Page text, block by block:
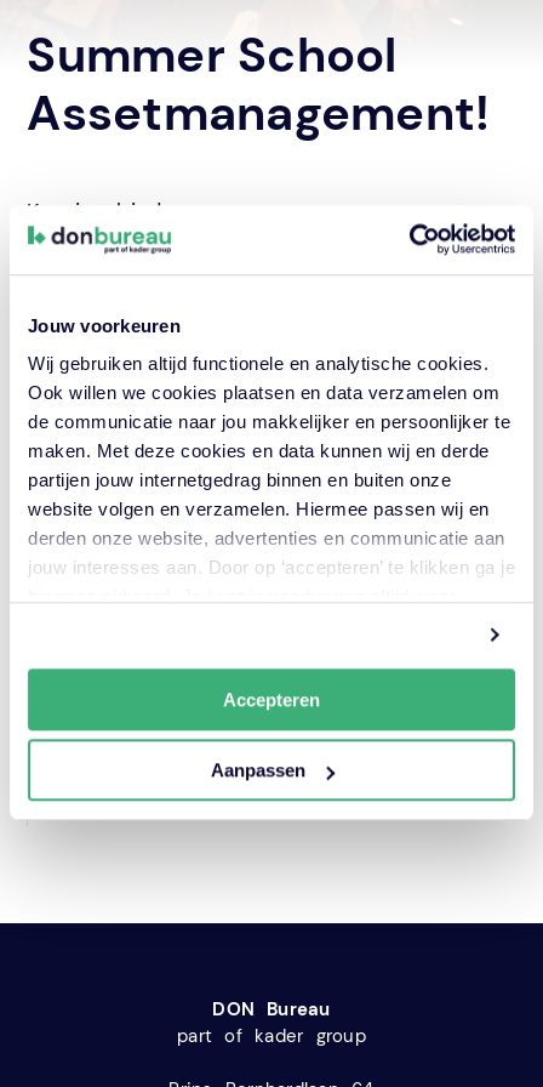
Jouw voorkeuren
Wij gebruiken altijd functionele en analytische cookies.
Ook willen we cookies plaatsen en data verzamelen om
de communicatie naar jou makkelijker en persoonlijker te
maken. Met deze cookies en data kunnen wij en derde
partijen jouw internetgedrag binnen en buiten onze
website volgen en verzamelen. Hiermee passen wij en
derden onze website, advertenties en communicatie aan
jouw interesses aan. Door op ‘accepteren’ te klikken ga je
Accepteren
Aanpassen
Summer School
Assetmanagement!
Kennisgebied
Deel dit artikel
Onlangs stond in het teken van de CROW
Summer School: Assetmanagement. In een
intensieve week worden de cursisten, zowel
werkzaam bij de overheid als marktpartijen,
meegenomen in de wereld van
assetmanagement. Hierbij komen termen als
prestatie-risico’s-kosten, Line of Sight,
ISO55000, iAMPro en vele andere begrippen
uitvoerig aan bod. Niet alleen theoretische
achtergronden, maar ook juist
praktijkvoorbeelden zorgen ervoor dat de
cursist met succes assetmanagement kan
toepassen binnen de eigen organisatie.
DON Bureau
part of kader group